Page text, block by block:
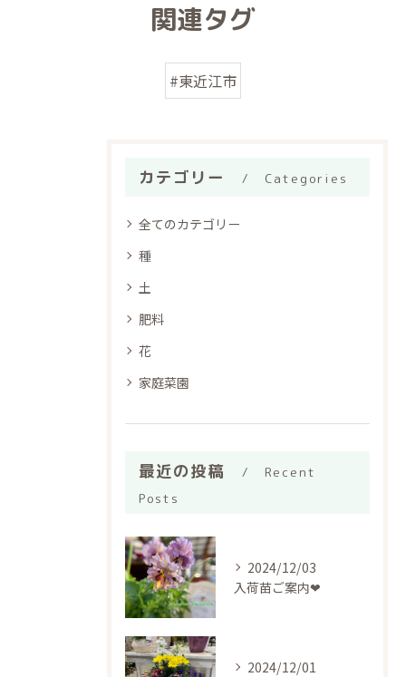
関連タグ
#東近江市
カテゴリー Categories
全てのカテゴリー
種
土
肥料
花
家庭菜園
最近の投稿
Recent
Posts
2024/12/03
入荷苗ご案内❤︎
2024/12/01